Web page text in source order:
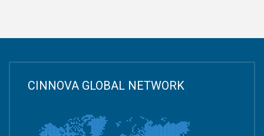
CINNOVA GLOBAL NETWORK